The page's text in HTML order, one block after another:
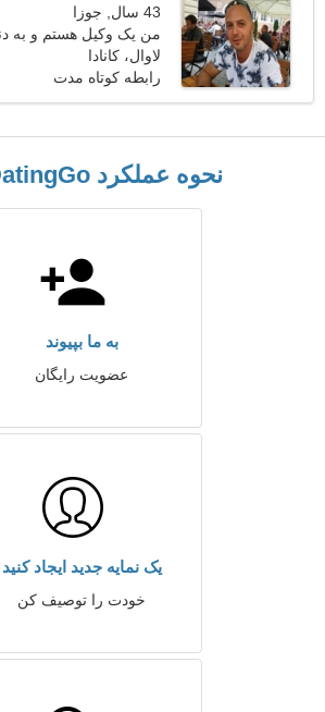
43 سال, جوزا
من یک وکیل هستم و به
یک خانم اجتماعی هستم
لاوال، کانادا
رابطه کوتاه مدت
نحوه عملکرد CanDatingGo
به ما بپیوند
عضویت رایگان
یک نمایه جدید ایجاد کنید
خودت را توصیف کن